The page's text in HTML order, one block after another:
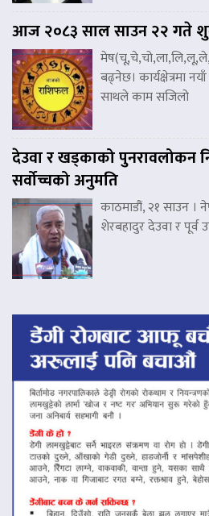
आज २०८३ साल साउन २२ गते
बढ्नेछ। कार्यक्षेत्रमा
साथले काम सजिलो
देउवा र खड्काको पुनरावलोकन
सर्वोच्चको अनुमति
काठमाडौं, २१ साउन ।
शेरबहादुर देउवा र